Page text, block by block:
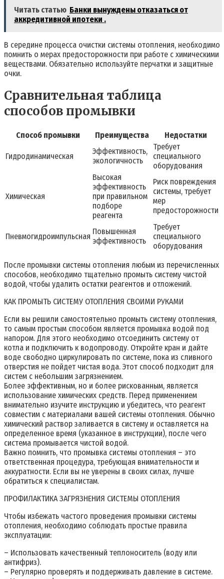
Читать статью Банки вынуждены отказаться от
аккредитивной ипотеки .
В середине процесса очистки системы отопления, необходимо
помнить о мерах предосторожности при работе с химическими
веществами. Обязательно используйте перчатки и защитные
очки.
Сравнительная таблица
способов промывки
Способ промывки Преимущества Недостатки
Гидродинамическая
Эффективность,
экологичность
Требует
специального
оборудования
Химическая
Высокая
эффективность
при правильном
подборе
реагента
Риск повреждения
системы, требует
мер
предосторожности
Пневмогидроимпульсная
Повышенная
эффективность
Требует
специального
оборудования
После промывки системы отопления любым из перечисленных
способов, необходимо тщательно промыть систему чистой
водой, чтобы удалить остатки реагентов и отложений.
КАК ПРОМЫТЬ СИСТЕМУ ОТОПЛЕНИЯ СВОИМИ РУКАМИ
Если вы решили самостоятельно промыть систему отопления,
то самым простым способом является промывка водой под
напором. Для этого необходимо отсоединить систему от
котла и подключить к водопроводу. Откройте кран и дайте
воде свободно циркулировать по системе, пока из сливного
отверстия не пойдет чистая вода. Этот способ подходит для
систем с небольшим загрязнением.
Более эффективным, но и более рискованным, является
использование химических средств. Перед применением
внимательно изучите инструкцию и убедитесь, что реагент
совместим с материалами вашей системы отопления. Обычно
химический раствор заливается в систему и оставляется на
определенное время (указанное в инструкции), после чего
система промывается чистой водой.
Важно помнить, что промывка системы отопления – это
ответственная процедура, требующая внимательности и
аккуратности. Если вы не уверены в своих силах, лучше
обратиться к специалистам.
ПРОФИЛАКТИКА ЗАГРЯЗНЕНИЯ СИСТЕМЫ ОТОПЛЕНИЯ
Чтобы избежать частого проведения промывки системы
отопления, необходимо соблюдать простые правила
эксплуатации:
– Использовать качественный теплоноситель (воду или
антифриз).
– Регулярно проверять и поддерживать давление в системе.